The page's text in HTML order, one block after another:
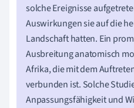
solche Ereignisse
Auswirkungen sie auf die
Landschaft hatten. Ein
Ausbreitung anatomisch
Afrika, die mit dem
verbunden ist. Solche
Anpassungsfähigkeit und